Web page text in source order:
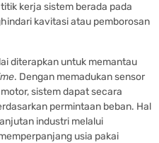
kerja sistem berada pada
kavitasi atau pemborosan
diterapkan untuk memantau
. Dengan memadukan sensor
sistem dapat secara
permintaan beban. Hal
industri melalui
usia pakai